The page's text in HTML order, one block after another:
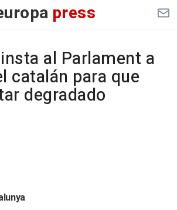
press
al Parlament a
catalán para que
degradado